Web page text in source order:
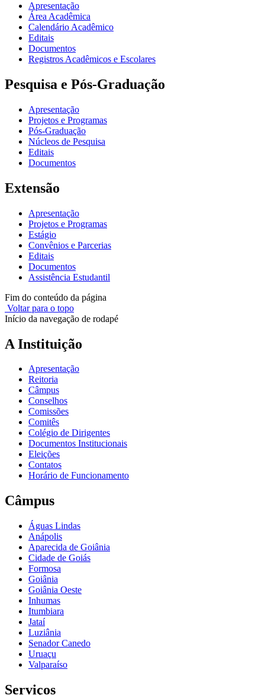
Apresentação
Área Acadêmica
Calendário Acadêmico
Editais
Documentos
Registros Acadêmicos e Escolares
Pesquisa e Pós-Graduação
Apresentação
Projetos e Programas
Pós-Graduação
Núcleos de Pesquisa
Editais
Documentos
Extensão
Apresentação
Projetos e Programas
Estágio
Convênios e Parcerias
Editais
Documentos
Assistência Estudantil
Fim do conteúdo da página
Voltar para o topo
Início da navegação de rodapé
A Instituição
Apresentação
Reitoria
Câmpus
Conselhos
Comissões
Comitês
Colégio de Dirigentes
Documentos Institucionais
Eleições
Contatos
Horário de Funcionamento
Câmpus
Águas Lindas
Anápolis
Aparecida de Goiânia
Cidade de Goiás
Formosa
Goiânia
Goiânia Oeste
Inhumas
Itumbiara
Jataí
Luziânia
Senador Canedo
Uruaçu
Valparaíso
Serviços